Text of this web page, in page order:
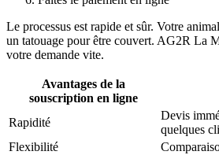
Le processus est rapide et sûr. Votre
un tatouage pour être couvert. AG2R La
votre demande vite.
Avantages de la
souscription en ligne
Rapidité
Devis
quelques
Flexibilité